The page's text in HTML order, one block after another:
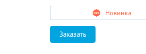
Новинка
Заказать